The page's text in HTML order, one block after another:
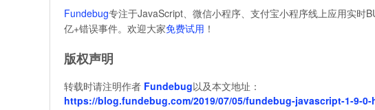
Fundebug专注于JavaScript、微信小程序、支付宝小程序线上应用实
亿+错误事件。欢迎大家免费试用 ！
版权声明
转载时请注明作者 Fundebug以及本文地址：
https://blog.fundebug.com/2019/07/05/fundebug-javascript-1-9-